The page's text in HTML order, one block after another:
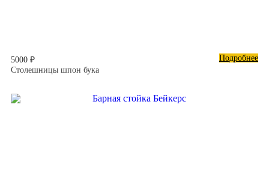
5000 ₽
Подробнее
Столешницы шпон бука